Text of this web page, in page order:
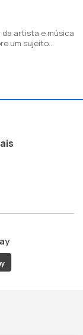
da artista e música
um sujeito